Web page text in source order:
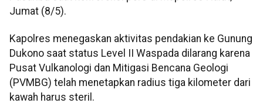
Jumat (8/5).
Kapolres menegaskan aktivitas pendakian ke Gunung
Dukono saat status Level II Waspada dilarang karena
Pusat Vulkanologi dan Mitigasi Bencana Geologi
(PVMBG) telah menetapkan radius tiga kilometer dari
kawah harus steril.